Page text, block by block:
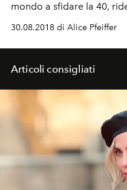
mondo a sfidare la 40,
costrizioni. Una battaglia
30.08.2018 di Alice Pfeiffer
Articoli consigliati